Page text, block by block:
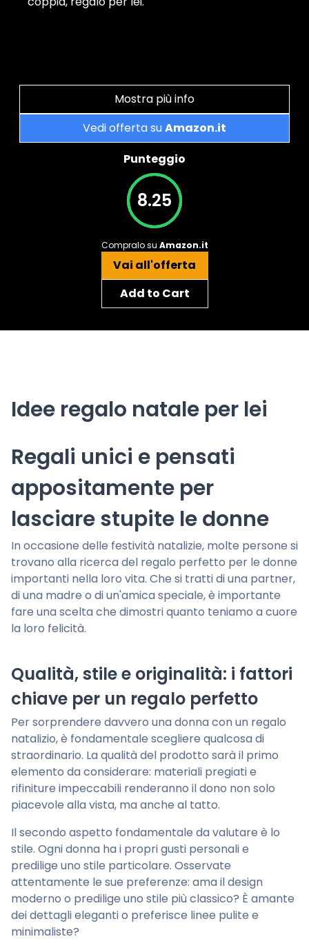
Mostra più info
Vedi offerta suAmazon.it
Punteggio
8.25
Compralo su Amazon.it
Vai all'offerta
Add to Cart
Idee regalo natale per lei
Regali unici e pensati
appositamente per
lasciare stupite le donne
In occasione delle festività natalizie, molte persone si
trovano alla ricerca del regalo perfetto per le donne
importanti nella loro vita. Che si tratti di una partner,
di una madre o di un'amica speciale, è importante
fare una scelta che dimostri quanto teniamo a cuore
la loro felicità.
Qualità, stile e originalità: i fattori
chiave per un regalo perfetto
Per sorprendere davvero una donna con un regalo
natalizio, è fondamentale scegliere qualcosa di
straordinario. La qualità del prodotto sarà il primo
elemento da considerare: materiali pregiati e
rifiniture impeccabili renderanno il dono non solo
piacevole alla vista, ma anche al tatto.
Il secondo aspetto fondamentale da valutare è lo
stile. Ogni donna ha i propri gusti personali e
predilige uno stile particolare. Osservate
attentamente le sue preferenze: ama il design
moderno o predilige uno stile più classico? È amante
dei dettagli eleganti o preferisce linee pulite e
minimaliste?